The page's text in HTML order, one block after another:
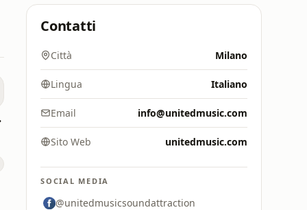
Contatti
Città Milano
Lingua Italiano
Email info@unitedmusic.com
Sito Web unitedmusic.com
SOCIAL MEDIA
@unitedmusicsoundattraction